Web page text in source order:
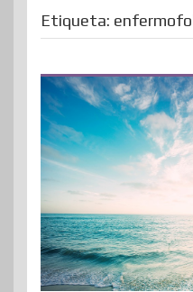
Etiqueta: